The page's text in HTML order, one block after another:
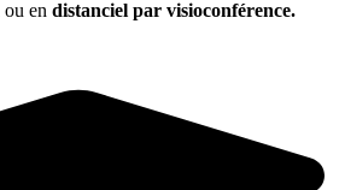
ou en distanciel par visioconférence.